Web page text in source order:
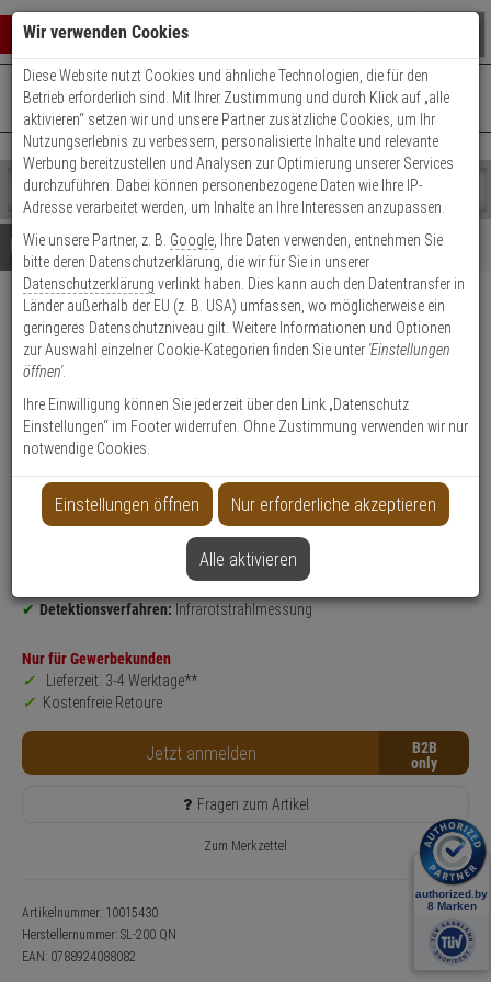
0 ARTIKEL IM WARENKORB
Ihr Warenkorb ist momentan leer.
Ergebnisse ()
Fertig
Shop
durchsuchen
Bitte
geben
Sie
mindestens
Zeichen
ein,
um
Suche
Es
wurde
noch
Kategorien
Suche
gestartet
+49 (0)821 899 493-0Mo. - Do.: 8:00 - 16:30 | Fr.: 8:00 - 14:00 Uhr
Kontaktservice nutzen
Details Beratung
60m IR-Lichtschranke SL-200
QN 4 Strahlen
Produktmerkmale
Datenblatt drucken
Produktinformationen
Lichtschranke
Außenbereich
60 m
Detektionsverfahren:Infrarotstrahlmessung
Nur für Gewerbekunden
Lieferzeit: 3-4 Werktage**
Kostenfreie Retoure
Jetzt anmelden B2B
Fragen zum Artikel
Zum Merkzettel
Artikelnummer: 10015430
Herstellernummer: SL-200 QN
EAN: 0788924088082
Wir verwenden Cookies
Diese Website nutzt Cookies und ähnliche Technologien, die für den
Betrieb erforderlich sind. Mit Ihrer Zustimmung und durch Klick auf „alle
aktivieren“ setzen wir und unsere Partner zusätzliche Cookies, um Ihr
Nutzungserlebnis zu verbessern, personalisierte Inhalte und relevante
Werbung bereitzustellen und Analysen zur Optimierung unserer Services
durchzuführen. Dabei können personenbezogene Daten wie Ihre IP-
Adresse verarbeitet werden, um Inhalte an Ihre Interessen anzupassen.
Wie unsere Partner, z. B. Google , Ihre Daten verwenden, entnehmen Sie
bitte deren Datenschutzerklärung, die wir für Sie in unserer
Datenschutzerklärung verlinkt haben. Dies kann auch den Datentransfer in
Länder außerhalb der EU (z. B. USA) umfassen, wo möglicherweise ein
geringeres Datenschutzniveau gilt. Weitere Informationen und Optionen
zur Auswahl einzelner Cookie-Kategorien finden Sie unter 'Einstellungen
öffnen'.
Ihre Einwilligung können Sie jederzeit über den Link „Datenschutz
Einstellungen“ im Footer widerrufen. Ohne Zustimmung verwenden wir nur
notwendige Cookies.
Einstellungen öffnen Nur erforderliche akzeptieren
Alle aktivieren